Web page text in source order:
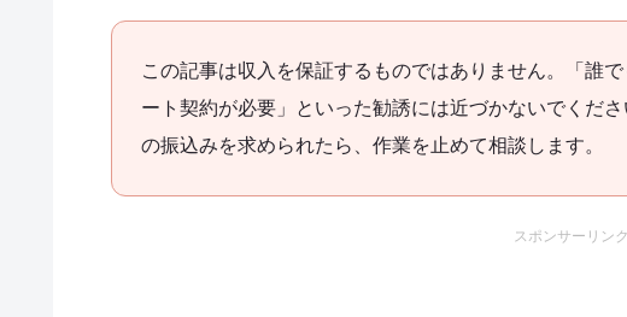
この記事は収入を保証するものではありません。「誰
ート契約が必要」といった勧誘には近づかないでくだ
の振込みを求められたら、作業を止めて相談します。
スポンサーリンク